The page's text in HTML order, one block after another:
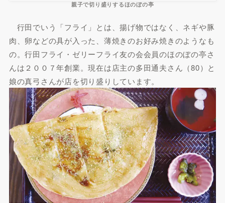
親子で切り盛りするほのぼの亭
行田でいう「フライ」とは、揚げ物ではなく、ネギや豚
肉、卵などの具が入った、薄焼きのお好み焼きのようなも
の。行田フライ・ゼリーフライ友の会会員のほのぼの亭さ
んは２００７年創業。現在は店主の多田通夫さん（80）と
娘の真弓さんが店を切り盛りしています。